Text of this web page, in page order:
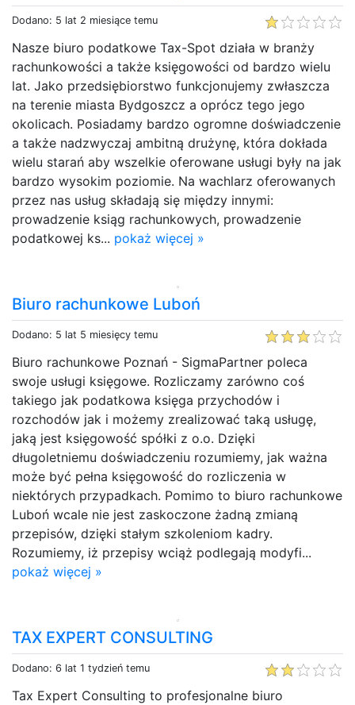
Dodano: 5 lat 2 miesiące temu
Nasze biuro podatkowe Tax-Spot działa w branży
rachunkowości a także księgowości od bardzo wielu
lat. Jako przedsiębiorstwo funkcjonujemy zwłaszcza
na terenie miasta Bydgoszcz a oprócz tego jego
okolicach. Posiadamy bardzo ogromne doświadczenie
a także nadzwyczaj ambitną drużynę, która dokłada
wielu starań aby wszelkie oferowane usługi były na jak
bardzo wysokim poziomie. Na wachlarz oferowanych
przez nas usług składają się między innymi:
prowadzenie ksiąg rachunkowych, prowadzenie
podatkowej ks... pokaż więcej »
Biuro rachunkowe Luboń
Dodano: 5 lat 5 miesięcy temu
Biuro rachunkowe Poznań - SigmaPartner poleca
swoje usługi księgowe. Rozliczamy zarówno coś
takiego jak podatkowa księga przychodów i
rozchodów jak i możemy zrealizować taką usługę,
jaką jest księgowość spółki z o.o. Dzięki
długoletniemu doświadczeniu rozumiemy, jak ważna
może być pełna księgowość do rozliczenia w
niektórych przypadkach. Pomimo to biuro rachunkowe
Luboń wcale nie jest zaskoczone żadną zmianą
przepisów, dzięki stałym szkoleniom kadry.
Rozumiemy, iż przepisy wciąż podlegają modyfi...
pokaż więcej »
TAX EXPERT CONSULTING
Dodano: 6 lat 1 tydzień temu
Tax Expert Consulting to profesjonalne biuro